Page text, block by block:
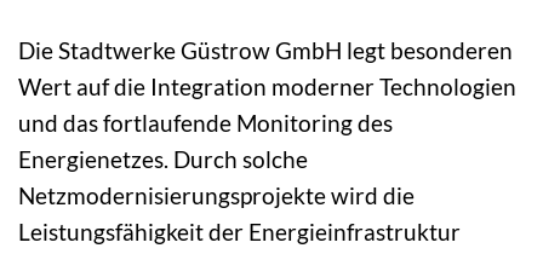
Die Stadtwerke Güstrow GmbH legt besonderen
Wert auf die Integration moderner Technologien
und das fortlaufende Monitoring des
Energienetzes. Durch solche
Netzmodernisierungsprojekte wird die
Leistungsfähigkeit der Energieinfrastruktur